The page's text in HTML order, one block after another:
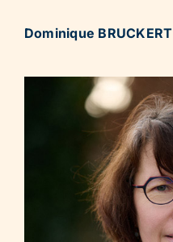
Dominique BRUCKERT